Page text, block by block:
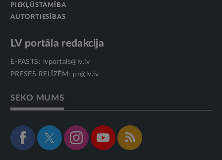
PIEKĻŪSTAMĪBA
AUTORTIESĪBAS
LV portāla redakcija
E-PASTS:
lvportals@lv.lv
PRESES RELĪZĒM: pr@lv.lv
SEKO MUMS